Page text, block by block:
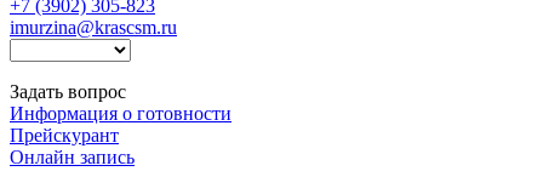
+7 (3902) 305-823
imurzina@krascsm.ru
Задать вопрос
Информация о готовности
Прейскурант
Онлайн запись